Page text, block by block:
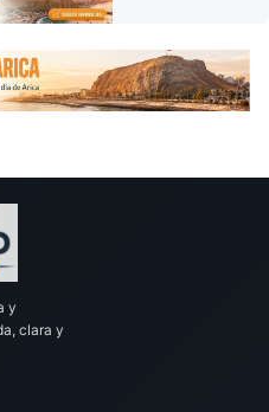
y
clara y